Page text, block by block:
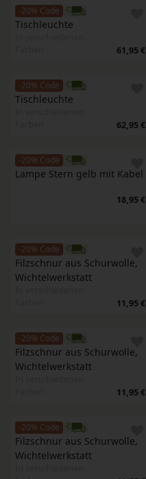
-20% Code
Tischleuchte
61,95 €
-20% Code
Tischleuchte
62,95 €
-20% Code
Lampe Stern gelb mit Kabel
18,95 €
-20% Code
Filzschnur aus Schurwolle,
Wichtelwerkstatt
11,95 €
-20% Code
Filzschnur aus Schurwolle,
Wichtelwerkstatt
11,95 €
-20% Code
Filzschnur aus Schurwolle,
Wichtelwerkstatt